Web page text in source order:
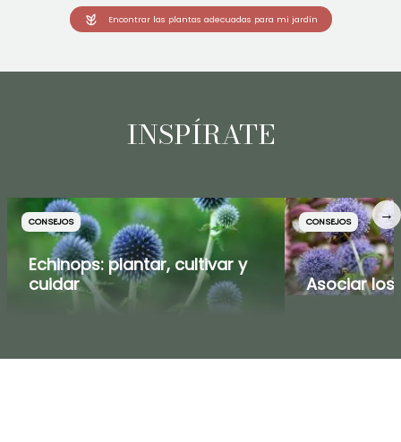
Encontrar las plantas adecuadas para mi jardín
INSPÍRATE
CONSEJOS
Echinops: plantar, cultivar y
cuidar
CONSEJOS
Asociar los
→